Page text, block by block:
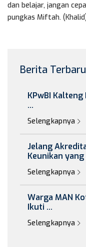
dan belajar, jangan
pungkas Miftah.
Berita Terbaru
KPwBI
...
Selengkapnya
Jelang
Keunikan yang
Selengkapnya
Warga MAN
Ikuti ...
Selengkapnya